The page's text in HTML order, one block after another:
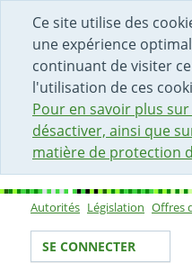
Ce site utilise des
une expérience
continuant de visiter
l'utilisation de ces
Pour en savoir plus
désactiver, ainsi que
matière de protection
DÉBUT DU CONTENU
ACCÈS AU CHAMP DE
PAGE D'ACCUEIL
FORMULAIRE DE
Sous-
Autorités Législation Offres
Votre identité
SE CONNECTER